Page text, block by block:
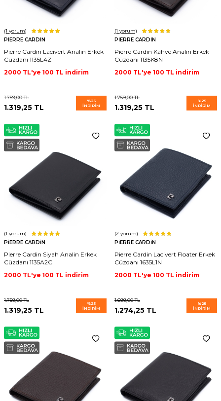
(1 yorum)
PIERRE CARDIN
Pierre Cardin Lacivert Analin Erkek
Cüzdanı 1135L4Z
2000 TL'ye 100 TL indirim
1.759,00TL
1.319,25 TL
%25
İNDIRIM
(1 yorum)
PIERRE CARDIN
Pierre Cardin Kahve Analin Erkek
Cüzdanı 1135K8N
2000 TL'ye 100 TL indirim
1.759,00TL
1.319,25 TL
%25
İNDIRIM
(1 yorum)
PIERRE CARDIN
Pierre Cardin Siyah Analin Erkek
Cüzdanı 1135A2C
2000 TL'ye 100 TL indirim
1.759,00TL
1.319,25 TL
%25
İNDIRIM
(2 yorum)
PIERRE CARDIN
Pierre Cardin Lacivert Floater Erkek
Cüzdanı 1635L1N
2000 TL'ye 100 TL indirim
1.699,00TL
1.274,25 TL
%25
İNDIRIM